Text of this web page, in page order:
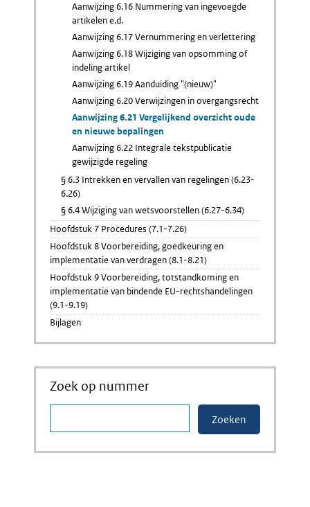
Aanwijzing 6.16 Nummering van ingevoegde
artikelen e.d.
Aanwijzing 6.17 Vernummering en verlettering
Aanwijzing 6.18 Wijziging van opsomming of
indeling artikel
Aanwijzing 6.19 Aanduiding "(nieuw)"
Aanwijzing 6.20 Verwijzingen in overgangsrecht
Aanwijzing 6.21 Vergelijkend overzicht oude
en nieuwe bepalingen
Aanwijzing 6.22 Integrale tekstpublicatie
gewijzigde regeling
§ 6.3 Intrekken en vervallen van regelingen (6.23-
6.26)
§ 6.4 Wijziging van wetsvoorstellen (6.27-6.34)
Hoofdstuk 7 Procedures (7.1-7.26)
Hoofdstuk 8 Voorbereiding, goedkeuring en
implementatie van verdragen (8.1-8.21)
Hoofdstuk 9 Voorbereiding, totstandkoming en
implementatie van bindende EU-rechtshandelingen
(9.1-9.19)
Bijlagen
Zoek op nummer